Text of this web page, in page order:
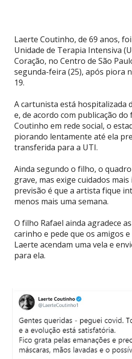
Laerte Coutinho, de 69 anos,
Unidade de Terapia Intensiva
Coração, no Centro de São
segunda-feira (25), após piora
19.
A cartunista está hospitalizada
e, de acordo com publicação do
Coutinho em rede social, o
piorando lentamente até ela
transferida para a UTI.
Ainda segundo o filho, o
grave, mas exige cuidados mais
previsão é que a artista fique
menos mais uma semana.
O filho Rafael ainda agradece
carinho e pede que os amigos
Laerte acendam uma vela e
para ela.